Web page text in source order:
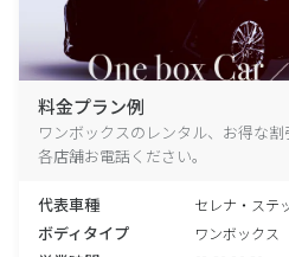
料金プラン例
ワンボックスのレンタル、お得な
各店舗お電話ください。
代表車種 セレナ・ステ
ボディタイプ ワンボックス